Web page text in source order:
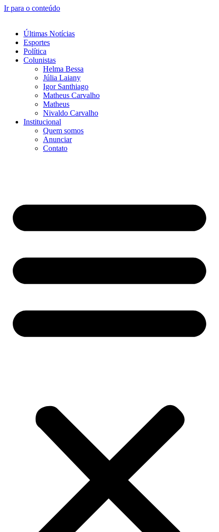
Ir para o conteúdo
Últimas Notícias
Esportes
Política
Colunistas
Helma Bessa
Júlia Laiany
Igor Santhiago
Matheus Carvalho
Matheus
Nivaldo Carvalho
Institucional
Quem somos
Anunciar
Contato